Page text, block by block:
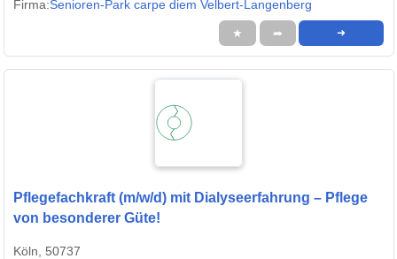
Firma:Senioren-Park carpe diem Velbert-Langenberg
★ ➦ ➜
Pflegefachkraft (m/w/d) mit Dialyseerfahrung – Pflege
von besonderer Güte!
Köln, 50737